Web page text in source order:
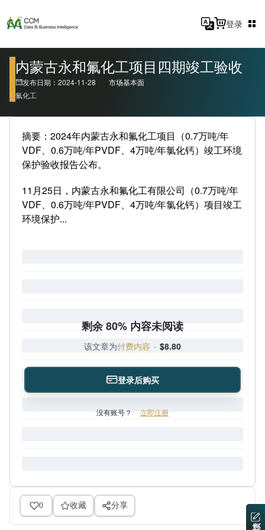
登录
内蒙古永和氟化工项目四期竣工验收
发布日期：2024-11-28
市场基本面
氟化工
摘要：2024年内蒙古永和氟化工项目（0.7万吨/年
VDF、0.6万吨/年PVDF、4万吨/年氯化钙）竣工环境
保护验收报告公布。
11月25日，内蒙古永和氟化工有限公司（0.7万吨/年
VDF、0.6万吨/年PVDF、4万吨/年氯化钙）项目竣工
环境保护...
剩余 80% 内容未阅读
该文章为付费内容 · $8.80
登录后购买
没有账号？ 立即注册
0 收藏 分享